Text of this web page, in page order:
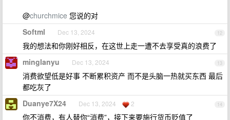
@churchmice 您说的对
12
Softml Dec 13, 2024
我的想法和你刚好相反，在这世上走一遭不去享受真的浪费了
13
minglanyu Dec 13, 2024
消费欲望低是好事 不断累积资产 而不是头脑一热就买东西 最后
都吃灰了
14
Duanye7X24 Dec 13, 2024 2
你不消费，有人替你“消费”，接下来要施行货币贬值了